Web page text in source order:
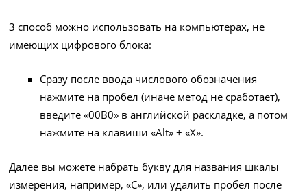
3 способ можно использовать на компьютерах, не
имеющих цифрового блока:
Сразу после ввода числового обозначения
нажмите на пробел (иначе метод не сработает),
введите «00B0» в английской раскладке, а потом
нажмите на клавиши «Alt» + «X».
Далее вы можете набрать букву для названия шкалы
измерения, например, «C», или удалить пробел после